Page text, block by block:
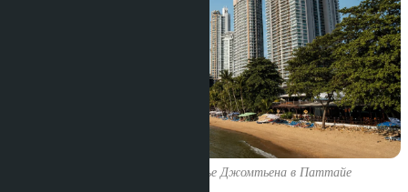
Кондоминиумы на побережье Джомтьена в Паттайе